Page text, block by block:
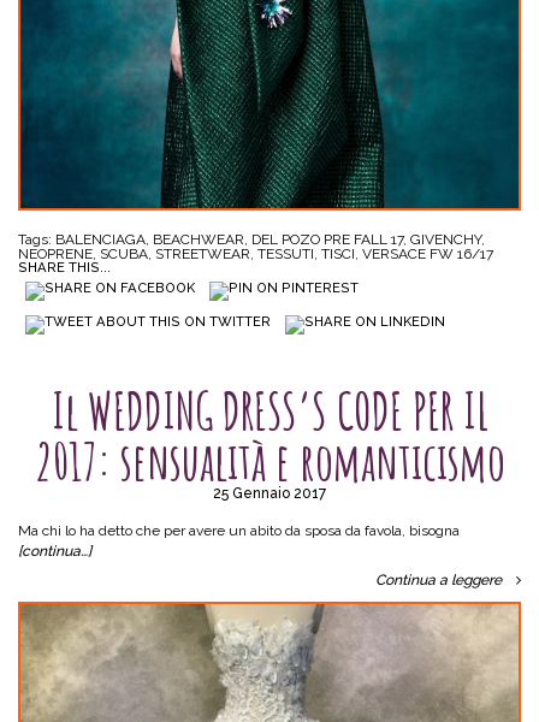
Tags: BALENCIAGA, BEACHWEAR, DEL POZO PRE FALL 17, GIVENCHY,
NEOPRENE, SCUBA, STREETWEAR, TESSUTI, TISCI, VERSACE FW 16/17
SHARE THIS...
Il WEDDING DRESS’S CODE PER IL
2017: sensualità e romanticismo
25 Gennaio 2017
Ma chi lo ha detto che per avere un abito da sposa da favola, bisogna
[continua…]
Continua a leggere